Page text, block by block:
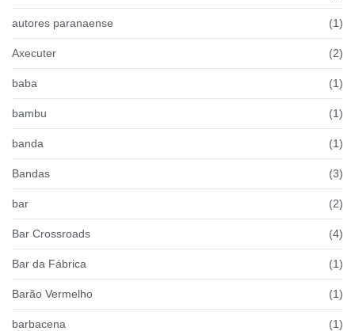
autores paranaense (1)
Axecuter (2)
baba (1)
bambu (1)
banda (1)
Bandas (3)
bar (2)
Bar Crossroads (4)
Bar da Fábrica (1)
Barão Vermelho (1)
barbacena (1)